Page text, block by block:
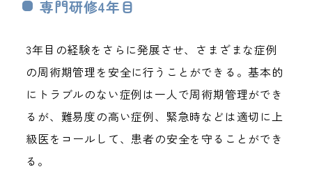
専門研修4年目
3年目の経験をさらに発展させ、さまざまな症例
の周術期管理を安全に行うことができる。基本的
にトラブルのない症例は一人で周術期管理ができ
るが、難易度の高い症例、緊急時などは適切に上
級医をコールして、患者の安全を守ることができ
る。